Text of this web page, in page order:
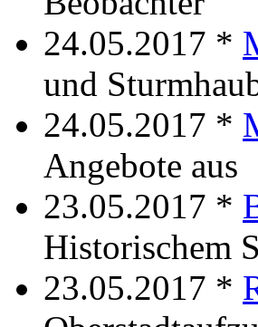
24.05.2017 *
und
24.05.2017 *
Angebote aus
23.05.2017 *
Historischem
23.05.2017 *